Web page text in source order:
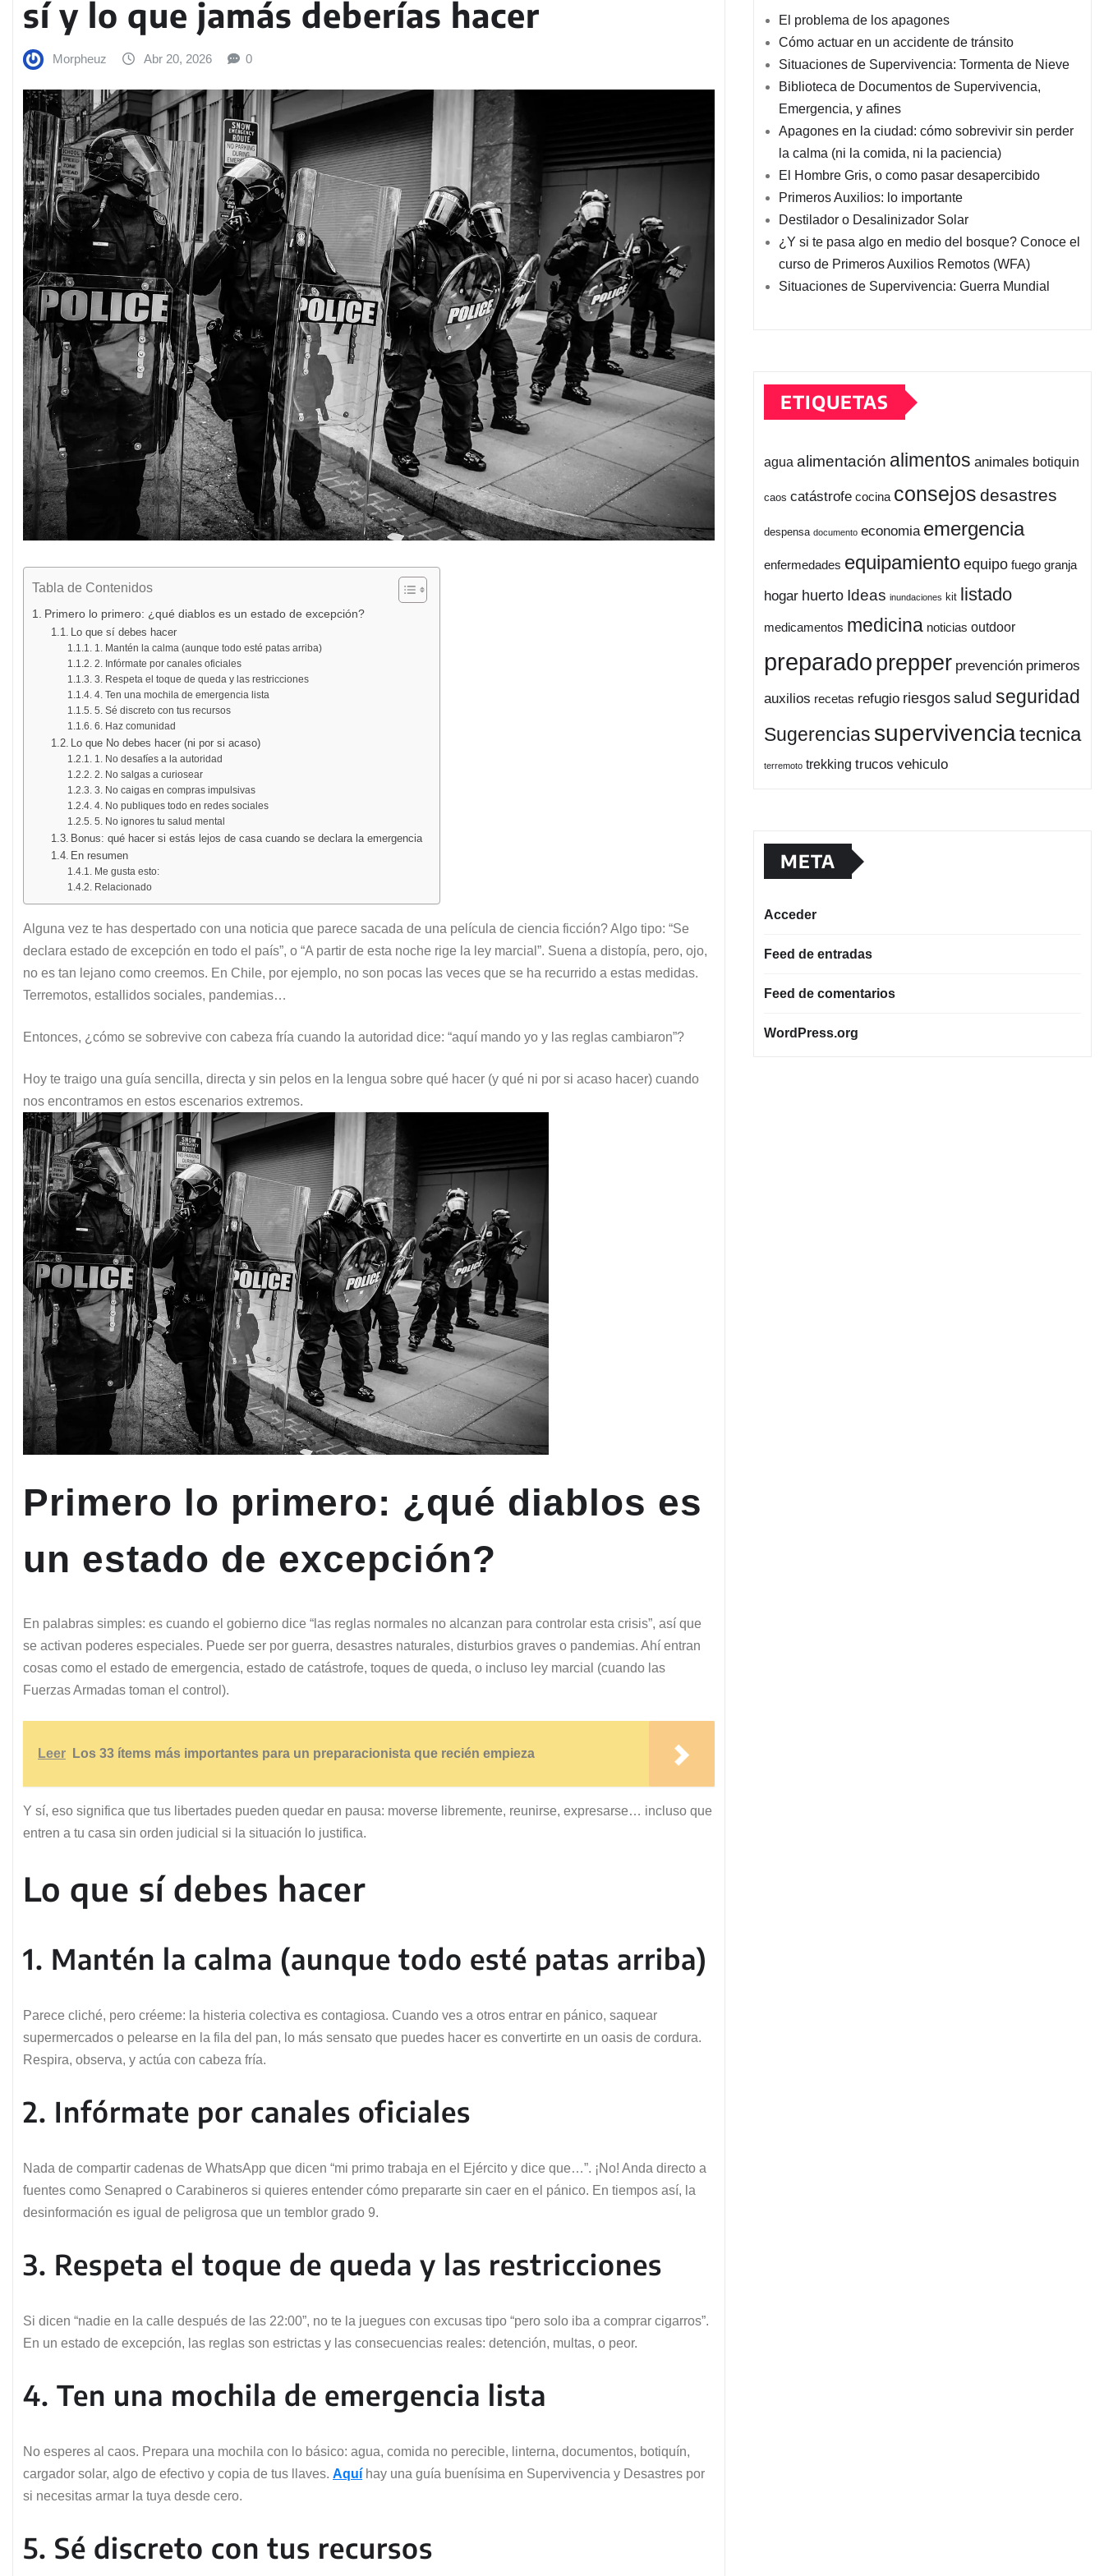
sí y lo que jamás deberías hacer
Morpheuz Abr 20, 2026 0
Tabla de Contenidos
Primero lo primero: ¿qué diablos es un estado de excepción?
Lo que sí debes hacer
1. Mantén la calma (aunque todo esté patas arriba)
2. Infórmate por canales oficiales
3. Respeta el toque de queda y las restricciones
4. Ten una mochila de emergencia lista
5. Sé discreto con tus recursos
6. Haz comunidad
Lo que No debes hacer (ni por si acaso)
1. No desafíes a la autoridad
2. No salgas a curiosear
3. No caigas en compras impulsivas
4. No publiques todo en redes sociales
5. No ignores tu salud mental
Bonus: qué hacer si estás lejos de casa cuando se declara la emergencia
En resumen
Me gusta esto:
Relacionado
Alguna vez te has despertado con una noticia que parece sacada de una película de ciencia ficción? Algo tipo: “Se
declara estado de excepción en todo el país”, o “A partir de esta noche rige la ley marcial”. Suena a distopía, pero, ojo,
no es tan lejano como creemos. En Chile, por ejemplo, no son pocas las veces que se ha recurrido a estas medidas.
Terremotos, estallidos sociales, pandemias…
Entonces, ¿cómo se sobrevive con cabeza fría cuando la autoridad dice: “aquí mando yo y las reglas cambiaron”?
Hoy te traigo una guía sencilla, directa y sin pelos en la lengua sobre qué hacer (y qué ni por si acaso hacer) cuando
nos encontramos en estos escenarios extremos.
Primero lo primero: ¿qué diablos es
un estado de excepción?
En palabras simples: es cuando el gobierno dice “las reglas normales no alcanzan para controlar esta crisis”, así que
se activan poderes especiales. Puede ser por guerra, desastres naturales, disturbios graves o pandemias. Ahí entran
cosas como el estado de emergencia, estado de catástrofe, toques de queda, o incluso ley marcial (cuando las
Fuerzas Armadas toman el control).
Leer Los 33 ítems más importantes para un preparacionista que recién empieza
Y sí, eso significa que tus libertades pueden quedar en pausa: moverse libremente, reunirse, expresarse… incluso que
entren a tu casa sin orden judicial si la situación lo justifica.
Lo que sí debes hacer
1. Mantén la calma (aunque todo esté patas arriba)
Parece cliché, pero créeme: la histeria colectiva es contagiosa. Cuando ves a otros entrar en pánico, saquear
supermercados o pelearse en la fila del pan, lo más sensato que puedes hacer es convertirte en un oasis de cordura.
Respira, observa, y actúa con cabeza fría.
2. Infórmate por canales oficiales
Nada de compartir cadenas de WhatsApp que dicen “mi primo trabaja en el Ejército y dice que…”. ¡No! Anda directo a
fuentes como Senapred o Carabineros si quieres entender cómo prepararte sin caer en el pánico. En tiempos así, la
desinformación es igual de peligrosa que un temblor grado 9.
3. Respeta el toque de queda y las restricciones
Si dicen “nadie en la calle después de las 22:00”, no te la juegues con excusas tipo “pero solo iba a comprar cigarros”.
En un estado de excepción, las reglas son estrictas y las consecuencias reales: detención, multas, o peor.
4. Ten una mochila de emergencia lista
No esperes al caos. Prepara una mochila con lo básico: agua, comida no perecible, linterna, documentos, botiquín,
cargador solar, algo de efectivo y copia de tus llaves. Aquí hay una guía buenísima en Supervivencia y Desastres por
si necesitas armar la tuya desde cero.
5. Sé discreto con tus recursos
El problema de los apagones
Cómo actuar en un accidente de tránsito
Situaciones de Supervivencia: Tormenta de Nieve
Biblioteca de Documentos de Supervivencia,
Emergencia, y afines
Apagones en la ciudad: cómo sobrevivir sin perder
la calma (ni la comida, ni la paciencia)
El Hombre Gris, o como pasar desapercibido
Primeros Auxilios: lo importante
Destilador o Desalinizador Solar
¿Y si te pasa algo en medio del bosque? Conoce el
curso de Primeros Auxilios Remotos (WFA)
Situaciones de Supervivencia: Guerra Mundial
ETIQUETAS
agua alimentación alimentos animales botiquin
caos catástrofe cocina consejos desastres
despensa documento economia emergencia
enfermedades equipamiento equipo fuego granja
hogar huerto Ideas inundaciones kit listado
medicamentos medicina noticias outdoor
preparadoprepper prevención primeros
auxilios recetas refugio riesgos salud seguridad
Sugerencias supervivenciatecnica
terremoto trekking trucos vehiculo
META
Acceder
Feed de entradas
Feed de comentarios
WordPress.org